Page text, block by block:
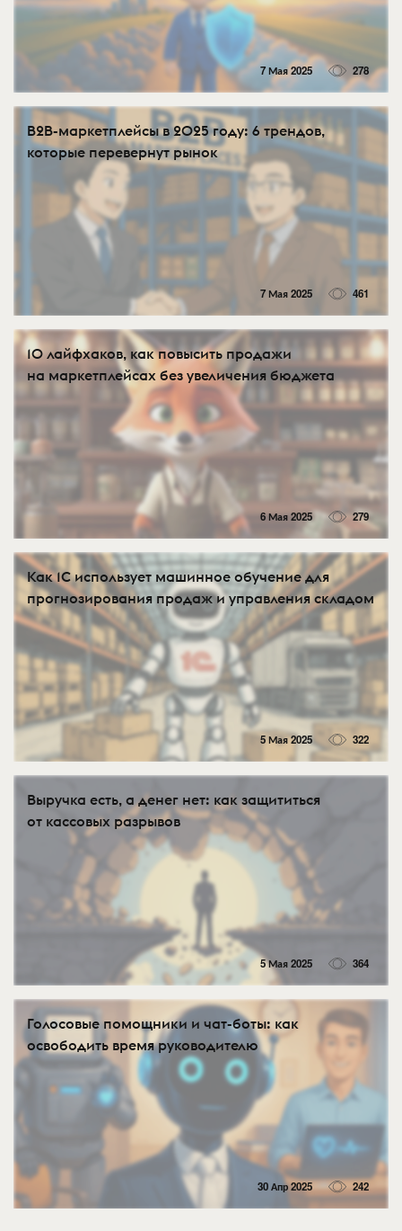
7 Мая 2025 278
B2B-маркетплейсы в 2025 году: 6 трендов,
которые перевернут рынок
7 Мая 2025 461
10 лайфхаков, как повысить продажи
на маркетплейсах без увеличения бюджета
6 Мая 2025 279
Как 1С использует машинное обучение для
прогнозирования продаж и управления складом
5 Мая 2025 322
Выручка есть, а денег нет: как защититься
от кассовых разрывов
5 Мая 2025 364
Голосовые помощники и чат-боты: как
освободить время руководителю
30 Апр 2025 242